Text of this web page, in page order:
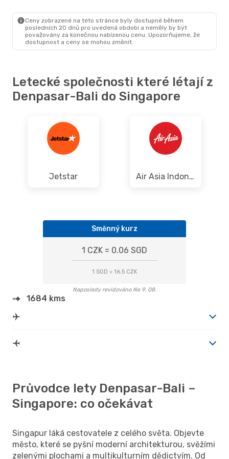
Ceny zobrazené na této stránce byly dostupné během
posledních 20 dnů pro uvedená období a neměly by být
považovány za konečnou nabízenou cenu. Upozorňujeme, že
dostupnost a ceny se mohou změnit.
Letecké společnosti které létají z
Denpasar-Bali do Singapore
Jetstar Air Asia Indonesia
Směnný kurz
1 CZK = 0.06 SGD
1 SGD = 16.5 CZK
Naposledy revidováno Ne 9. 08.
1684 kms
Průvodce lety Denpasar-Bali –
Singapore: co očekávat
Singapur láká cestovatele z celého světa. Objevte
město, které se pyšní moderní architekturou, svěžími
zelenými plochami a multikulturním dědictvím. Od